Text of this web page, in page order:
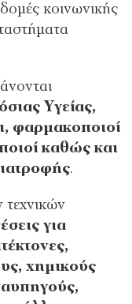
κοινωνικής
Υγείας,
φαρμακοποιοί
καθώς και
.
τεχνικών
για
χημικούς